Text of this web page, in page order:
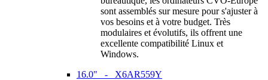
sont assemblés sur mesure pour s'ajuster à
vos besoins et à votre budget. Très
modulaires et évolutifs, ils offrent une
excellente compatibilité Linux et
Windows.
16.0" - X6AR559Y